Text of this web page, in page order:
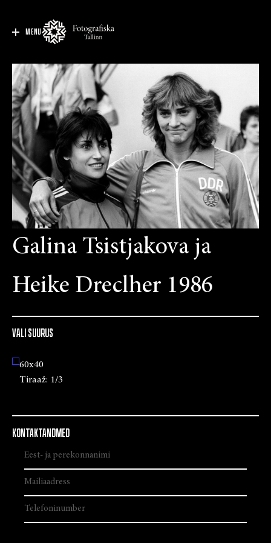
MENU
Galina Tsistjakova ja
Heike Dreclher 1986
VALI SUURUS
60x40
Tiraaž: 1/3
KONTAKTANDMED